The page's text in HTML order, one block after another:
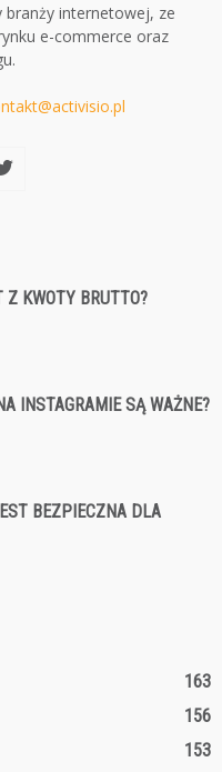
internetowej, ze
e-commerce oraz
Z KWOTY BRUTTO?
INSTAGRAMIE SĄ WAŻNE?
BEZPIECZNA DLA
163
156
153